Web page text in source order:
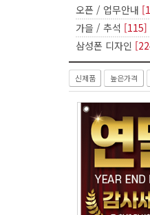
오픈 / 업무안내
가을 / 추석 [115]
삼성폰 디자인
신제품 높은가격